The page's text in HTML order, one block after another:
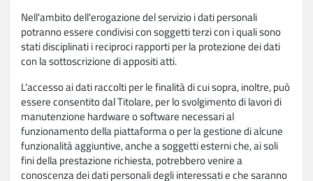
Nell'ambito dell'erogazione del servizio i dati personali
potranno essere condivisi con soggetti terzi con i quali sono
stati disciplinati i reciproci rapporti per la protezione dei dati
con la sottoscrizione di appositi atti.
L'accesso ai dati raccolti per le finalità di cui sopra, inoltre, può
essere consentito dal Titolare, per lo svolgimento di lavori di
manutenzione hardware o software necessari al
funzionamento della piattaforma o per la gestione di alcune
funzionalità aggiuntive, anche a soggetti esterni che, ai soli
fini della prestazione richiesta, potrebbero venire a
conoscenza dei dati personali degli interessati e che saranno